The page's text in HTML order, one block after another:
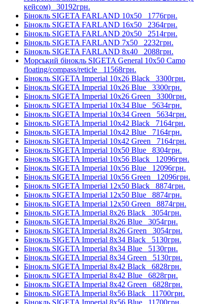
кейсом) 30192грн.
Бінокль SIGETA FARLAND 10x50 1776грн.
Бінокль SIGETA FARLAND 16x50 2364грн.
Бінокль SIGETA FARLAND 20x50 2514грн.
Бінокль SIGETA FARLAND 7x50 2232грн.
Бінокль SIGETA FARLAND 8x40 2088грн.
Морський бінокль SIGETA General 10x50 Camo
floating/compass/reticle 11568грн.
Бінокль SIGETA Imperial 10x26 Black 3300грн.
Бінокль SIGETA Imperial 10x26 Blue 3300грн.
Бінокль SIGETA Imperial 10x26 Green 3300грн.
Бінокль SIGETA Imperial 10x34 Blue 5634грн.
Бінокль SIGETA Imperial 10x34 Green 5634грн.
Бінокль SIGETA Imperial 10x42 Black 7164грн.
Бінокль SIGETA Imperial 10x42 Blue 7164грн.
Бінокль SIGETA Imperial 10x42 Green 7164грн.
Бінокль SIGETA Imperial 10x50 Blue 8304грн.
Бінокль SIGETA Imperial 10x56 Black 12096грн.
Бінокль SIGETA Imperial 10x56 Blue 12096грн.
Бінокль SIGETA Imperial 10x56 Green 12096грн.
Бінокль SIGETA Imperial 12x50 Black 8874грн.
Бінокль SIGETA Imperial 12x50 Blue 8874грн.
Бінокль SIGETA Imperial 12x50 Green 8874грн.
Бінокль SIGETA Imperial 8x26 Black 3054грн.
Бінокль SIGETA Imperial 8x26 Blue 3054грн.
Бінокль SIGETA Imperial 8x26 Green 3054грн.
Бінокль SIGETA Imperial 8x34 Black 5130грн.
Бінокль SIGETA Imperial 8x34 Blue 5130грн.
Бінокль SIGETA Imperial 8x34 Green 5130грн.
Бінокль SIGETA Imperial 8x42 Black 6828грн.
Бінокль SIGETA Imperial 8x42 Blue 6828грн.
Бінокль SIGETA Imperial 8x42 Green 6828грн.
Бінокль SIGETA Imperial 8x56 Black 11700грн.